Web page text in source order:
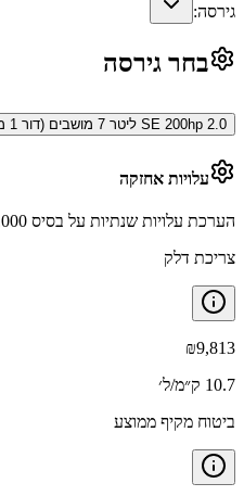
גירסה:
בחר גירסה
SE 200hp 2.0 ליטר 7 מושבים (דור 1 מתיחת פנים)
עלויות אחזקה
הערכת עלויות שנתיות על בסיס 15,000 ק״מ בשנה
צריכת דלק
₪9,813
10.7 ק״מ/ל׳
ביטוח מקיף ממוצע